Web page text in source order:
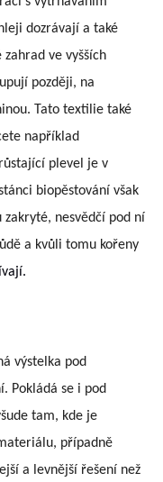
dozrávají a také
ve vyšších
později, na
Tato textilie také
například
plevel je v
biopěstování však
nesvědčí pod ní
a kvůli tomu kořeny
výstelka pod
Pokládá se i pod
tam, kde je
případně
a levnější řešení než